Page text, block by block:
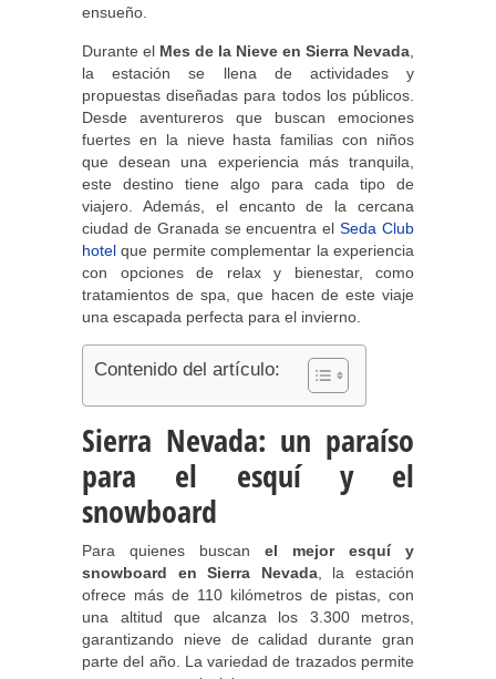
ensueño.
Durante el Mes de la Nieve en Sierra Nevada
la estación se llena de actividades y
propuestas diseñadas para todos los públicos.
Desde aventureros que buscan emociones
fuertes en la nieve hasta familias con niños
que desean una experiencia más tranquila,
este destino tiene algo para cada tipo de
viajero. Además, el encanto de la cercana
ciudad de Granada se encuentra elSeda Club
hotel que permite complementar la experiencia
con opciones de relax y bienestar, como
tratamientos de spa, que hacen de este viaje
una escapada perfecta para el invierno.
Contenido del artículo:
Sierra Nevada: un paraíso
para el esquí y el
snowboard
Para quienes buscan el mejor esquí y
snowboard en Sierra Nevada, la estación
ofrece más de 110 kilómetros de pistas, con
una altitud que alcanza los 3.300 metros,
garantizando nieve de calidad durante gran
parte del año. La variedad de trazados permite